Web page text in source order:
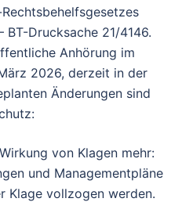
BT-Drucksache 21/4146.
Anhörung im
2026, derzeit in der
Änderungen sind
von Klagen mehr:
und Managementpläne
Klage vollzogen werden.